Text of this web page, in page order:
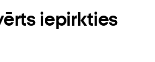
iepirkties